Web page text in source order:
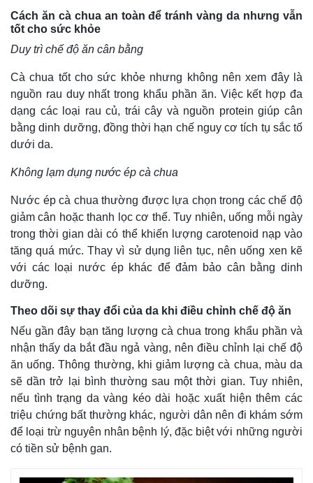
Cách ăn cà chua an toàn để tránh vàng da nhưng vẫn
tốt cho sức khỏe
Duy trì chế độ ăn cân bằng
Cà chua tốt cho sức khỏe nhưng không nên xem đây là
nguồn rau duy nhất trong khẩu phần ăn. Việc kết hợp đa
dạng các loại rau củ, trái cây và nguồn protein giúp cân
bằng dinh dưỡng, đồng thời hạn chế nguy cơ tích tụ sắc tố
dưới da.
Không lạm dụng nước ép cà chua
Nước ép cà chua thường được lựa chọn trong các chế độ
giảm cân hoặc thanh lọc cơ thể. Tuy nhiên, uống mỗi ngày
trong thời gian dài có thể khiến lượng carotenoid nạp vào
tăng quá mức. Thay vì sử dụng liên tục, nên uống xen kẽ
với các loại nước ép khác để đảm bảo cân bằng dinh
dưỡng.
Theo dõi sự thay đổi của da khi điều chỉnh chế độ ăn
Nếu gần đây bạn tăng lượng cà chua trong khẩu phần và
nhận thấy da bắt đầu ngả vàng, nên điều chỉnh lại chế độ
ăn uống. Thông thường, khi giảm lượng cà chua, màu da
sẽ dần trở lại bình thường sau một thời gian. Tuy nhiên,
nếu tình trạng da vàng kéo dài hoặc xuất hiện thêm các
triệu chứng bất thường khác, người dân nên đi khám sớm
để loại trừ nguyên nhân bệnh lý, đặc biệt với những người
có tiền sử bệnh gan.